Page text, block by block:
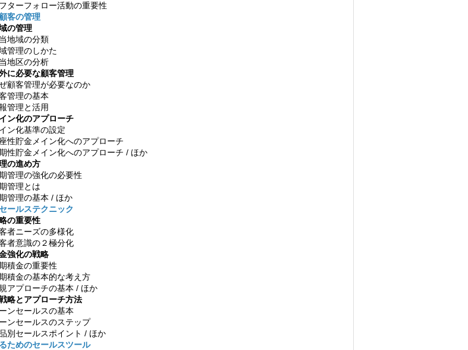
フォロー活動の重要性
客の管理
の管理
域の分類
のしかた
区の分析
必要な顧客管理
管理が必要なのか
の基本
と活用
化のアプローチ
基準の設定
金メイン化へのアプローチ
金メイン化へのアプローチ / ほか
の進め方
の強化の必要性
理とは
の基本 / ほか
ールステクニック
の重要性
ーズの多様化
識の２極分化
強化の戦略
の重要性
の基本的な考え方
ローチの基本 / ほか
とアプローチ方法
ールスの基本
ールスのステップ
ールスポイント / ほか
ためのセールスツール